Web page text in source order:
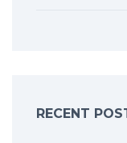
RECENT